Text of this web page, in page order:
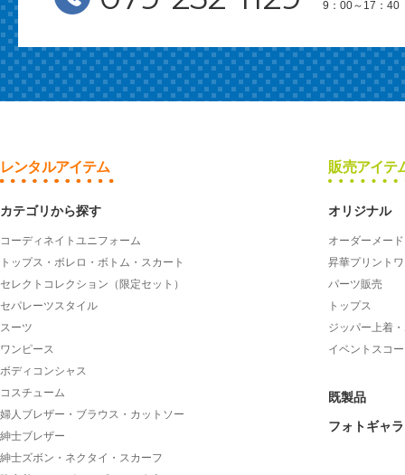
9：00～17：
レンタルアイテム
カテゴリから探す
コーディネイトユニフォーム
トップス・ボレロ・ボトム・スカート
セレクトコレクション（限定セット）
セパレーツスタイル
スーツ
ワンピース
ボディコンシャス
コスチューム
婦人ブレザー・ブラウス・カットソー
紳士ブレザー
紳士ズボン・ネクタイ・スカーフ
販売アイテ
オリジナル
オーダーメー
昇華プリント
パーツ販売
トップス
ジッパー上着
イベントスコ
既製品
フォトギャ